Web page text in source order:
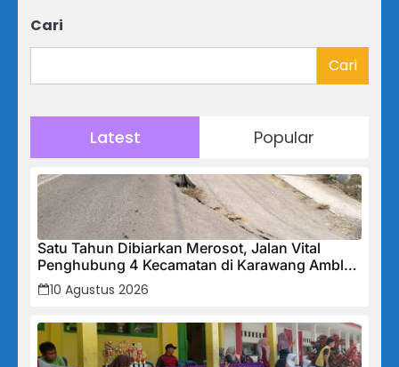
Cari
Cari
Latest Popular
Satu Tahun Dibiarkan Merosot, Jalan Vital
Penghubung 4 Kecamatan di Karawang Amblas
50 CM: PUPR Dinilai Abai, Warga Waswas
Menanti Musim Hujan
10 Agustus 2026